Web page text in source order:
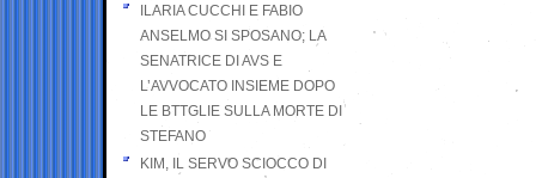
ILARIA CUCCHI E FABIO
ANSELMO SI SPOSANO; LA
SENATRICE DI AVS E
L’AVVOCATO INSIEME DOPO
LE BTTGLIE SULLA MORTE DI
STEFANO
KIM, IL SERVO SCIOCCO DI